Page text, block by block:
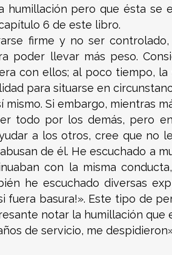
humillación pero que ésta
6 de este libro.
firme y no ser
poder llevar más peso.
con ellos; al poco tiempo,
para situarse en
Si embargo, mientras
todo por los demás, pero
a los otros, cree que no
de él. He escuchado a
con la misma
he escuchado diversas
basura!». Este tipo de
notar la humillación
de servicio, me